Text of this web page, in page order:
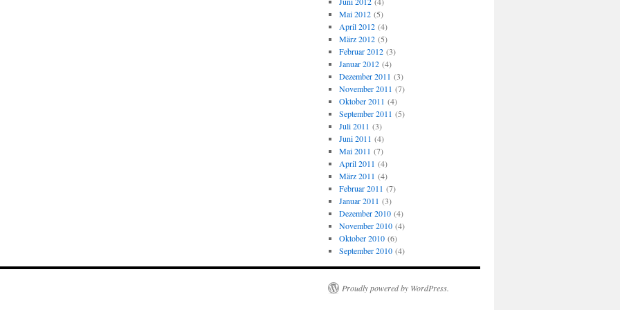
Mai 2012(5)
April 2012(4)
März 2012(5)
Februar 2012(3)
Januar 2012(4)
Dezember 2011 (3)
November 2011 (7)
Oktober 2011 (4)
September 2011 (5)
Juli 2011 (3)
Juni 2011 (4)
Mai 2011 (7)
April 2011 (4)
März 2011 (4)
Februar 2011 (7)
Januar 2011 (3)
Dezember 2010(4)
November 2010(4)
Oktober 2010(6)
September 2010(4)
Proudly powered by WordPress.